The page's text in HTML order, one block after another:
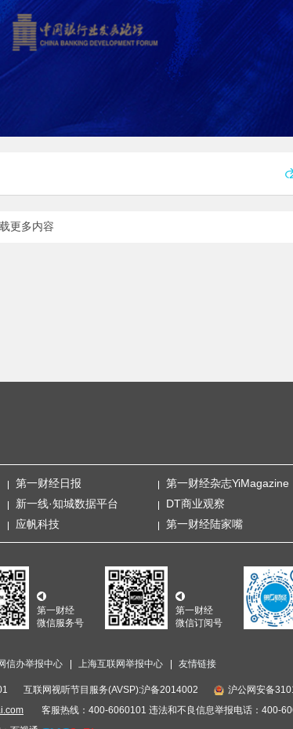
更多内容
第一财经日报 第一财经杂志YiMagazine
新一线·知城数据平台 DT商业观察
应帆科技 第一财经陆家嘴
第一财经
微信服务号
第一财经
微信订阅号
信办举报中心 上海互联网举报中心 友情链接
互联网视听节目服务(AVSP):沪备2014002
沪公网安备
客服热线：400-6060101 违法和不良信息举报电话：400-